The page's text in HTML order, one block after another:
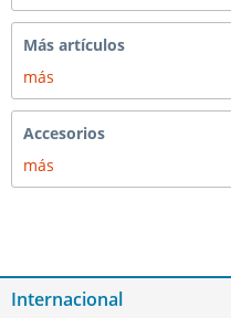
Más artículos
más
Accesorios
más
Internacional